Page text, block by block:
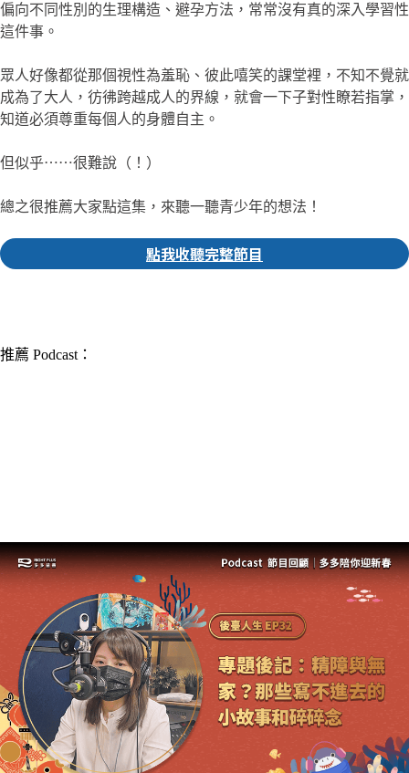
偏向不同性別的生理構造、避孕方法，常常沒有真的深入學習性
這件事。
眾人好像都從那個視性為羞恥、彼此嘻笑的課堂裡，不知不覺就
成為了大人，彷彿跨越成人的界線，就會一下子對性瞭若指掌，
知道必須尊重每個人的身體自主。
但似乎⋯⋯很難說（！）
總之很推薦大家點這集，來聽一聽青少年的想法！
點我收聽完整節目
推薦 Podcast：